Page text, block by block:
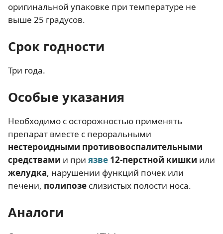
оригинальной упаковке при температуре не
выше 25 градусов.
Срок годности
Три года.
Особые указания
Необходимо с осторожностью применять
препарат вместе с пероральными
нестероидными противовоспалительными
средствами и при язве 12-перстной кишки или
желудка, нарушении функций почек или
печени, полипозе слизистых полости носа.
Аналоги